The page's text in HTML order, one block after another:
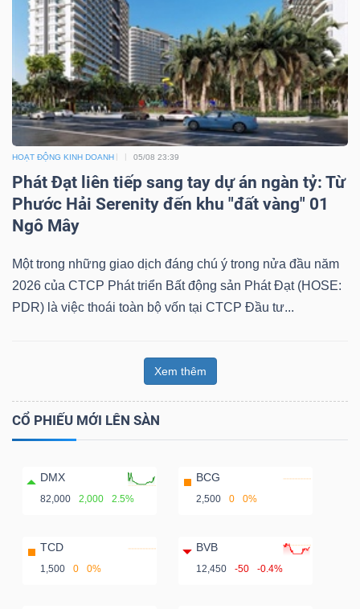
HOẠT ĐỘNG KINH DOANH 05/08 23:39
Phát Đạt liên tiếp sang tay dự án ngàn tỷ: Từ
Phước Hải Serenity đến khu "đất vàng" 01
Ngô Mây
Một trong những giao dịch đáng chú ý trong nửa đầu năm
2026 của CTCP Phát triển Bất động sản Phát Đạt (HOSE:
PDR) là việc thoái toàn bộ vốn tại CTCP Đầu tư...
Xem thêm
CỔ PHIẾU MỚI LÊN SÀN
DMX
82,000 2,000 2.5%
BCG
2,500 0 0%
TCD
1,500 0 0%
BVB
12,450 -50 -0.4%